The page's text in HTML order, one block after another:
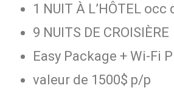
1 NUIT À L’HÔTEL occ
9 NUITS DE CROISIÈRE
Easy Package + Wi-Fi
valeur de 1500$ p/p